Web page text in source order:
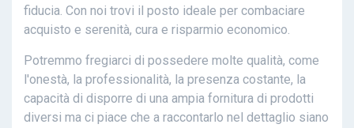
fiducia. Con noi trovi il posto ideale per combaciare
acquisto e serenità, cura e risparmio economico.
Potremmo fregiarci di possedere molte qualità, come
l'onestà, la professionalità, la presenza costante, la
capacità di disporre di una ampia fornitura di prodotti
diversi ma ci piace che a raccontarlo nel dettaglio siano